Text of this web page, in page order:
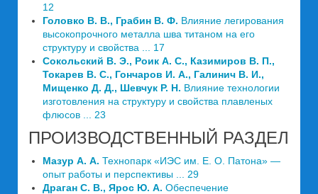
12
Головко В. В., Грабин В. Ф. Влияние легирования
высокопрочного металла шва титаном на его
структуру и свойства ... 17
Сокольский В. Э., Роик А. С., Казимиров В. П.,
Токарев В. С., Гончаров И. А., Галинич В. И.,
Мищенко Д. Д., Шевчук Р. Н. Влияние технологии
изготовления на структуру и свойства плавленых
флюсов ... 23
ПРОИЗВОДСТВЕННЫЙ РАЗДЕЛ
Мазур А. А. Технопарк «ИЭС им. Е. О. Патона» —
опыт работы и перспективы ... 29
Драган С. В., Ярос Ю. А. Обеспечение